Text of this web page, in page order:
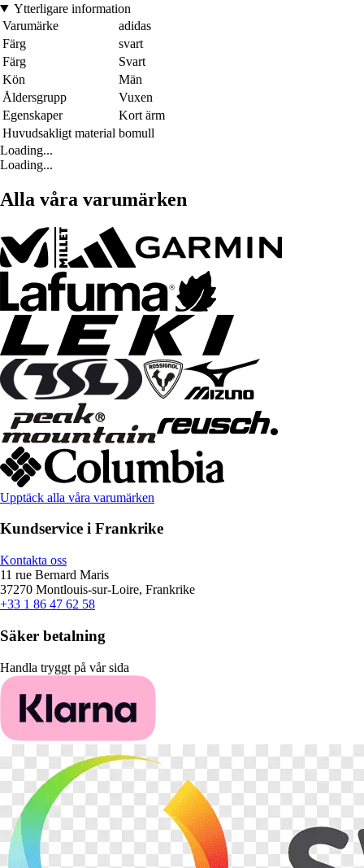
Ytterligare information
Varumärke
adidas
Färg
svart
Färg
Svart
Kön
Män
Åldersgrupp
Vuxen
Egenskaper
Kort ärm
Huvudsakligt material bomull
Loading...
Loading...
Alla våra varumärken
Upptäck alla våra varumärken
Kundservice i Frankrike
Kontakta oss
11 rue Bernard Maris
37270 Montlouis-sur-Loire, Frankrike
+33 1 86 47 62 58
Säker betalning
Handla tryggt på vår sida